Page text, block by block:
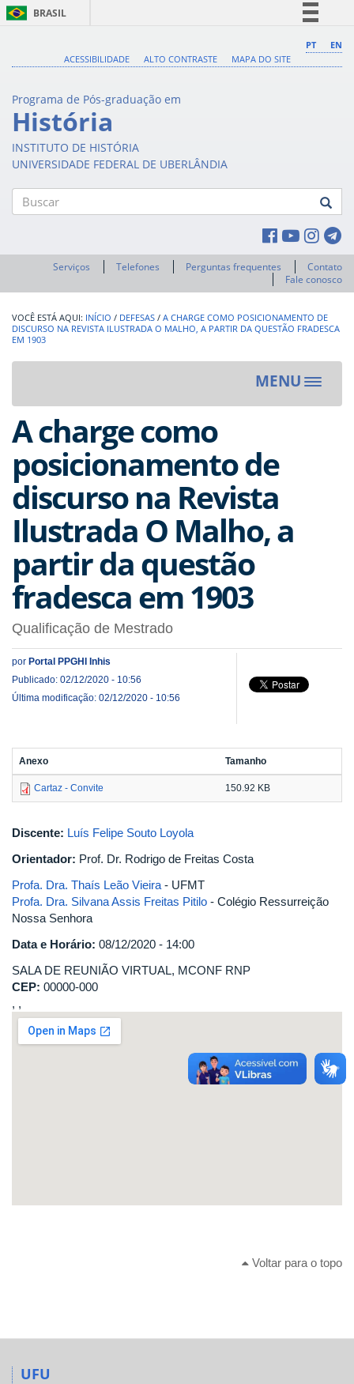
BRASIL
Comunica BR
PT
EN
ACESSIBILIDADE
ALTO CONTRASTE MAPA DO SITE
Programa de Pós-graduação em
História
INSTITUTO DE HISTÓRIA
UNIVERSIDADE FEDERAL DE UBERLÂNDIA
Serviços Telefones Perguntas frequentes
Contato
Fale conosco
INÍCIO / DEFESAS / A CHARGE COMO POSICIONAMENTO DE
DISCURSO NA REVISTA ILUSTRADA O MALHO, A PARTIR DA QUESTÃO FRADESCA
EM 1903
MENU
Toggle
A charge como
posicionamento de
discurso na Revista
Ilustrada O Malho, a
partir da questão
fradesca em 1903
Qualificação de Mestrado
por Portal PPGHI Inhis
Publicado: 02/12/2020 - 10:56
Última modificação: 02/12/2020 - 10:56
Anexo Tamanho
Cartaz - Convite 150.92 KB
Discente: Luís Felipe Souto Loyola
Orientador: Prof. Dr. Rodrigo de Freitas Costa
Profa. Dra. Thaís Leão Vieira - UFMT
Profa. Dra. Silvana Assis Freitas Pitilo - Colégio Ressurreição
Nossa Senhora
Data e Horário: 08/12/2020 - 14:00
SALA DE REUNIÃO VIRTUAL, MCONF RNP
CEP: 00000-000
, ,
Voltar para o topo
UFU